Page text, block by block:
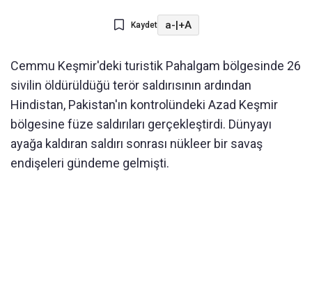
Kaydet a-|+A
Cemmu Keşmir'deki turistik Pahalgam bölgesinde 26
sivilin öldürüldüğü terör saldırısının ardından
Hindistan, Pakistan'ın kontrolündeki Azad Keşmir
bölgesine füze saldırıları gerçekleştirdi. Dünyayı
ayağa kaldıran saldırı sonrası nükleer bir savaş
endişeleri gündeme gelmişti.